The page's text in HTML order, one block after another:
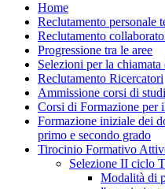
Home
Reclutamento personale
Reclutamento
Progressione tra le aree
Selezioni per la
Reclutamento Ricercatori
Ammissione corsi di
Corsi di Formazione per
Formazione iniziale dei
primo e secondo grado
Tirocinio Formativo
Selezione II ciclo
Modalità di